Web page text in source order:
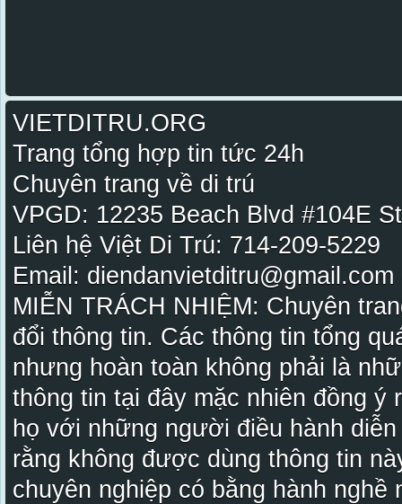
VIETDITRU.ORG
Trang tổng hợp tin tức 24h
Chuyên trang về di trú
VPGD: 12235 Beach Blvd #104E
Liên hệ Việt Di Trú: 714-209-5229
Email:
MIỄN TRÁCH NHIỆM: Chuyên
đổi thông tin. Các thông tin tổng
nhưng hoàn toàn không phải là
thông tin tại đây mặc nhiên đồng ý
họ với những người điều hành
rằng không được dùng thông tin
chuyên nghiệp có bằng hành